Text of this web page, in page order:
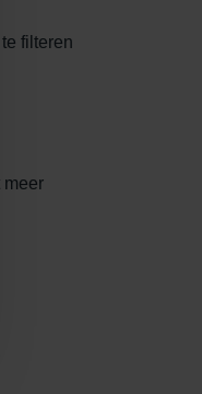
filteren
meer